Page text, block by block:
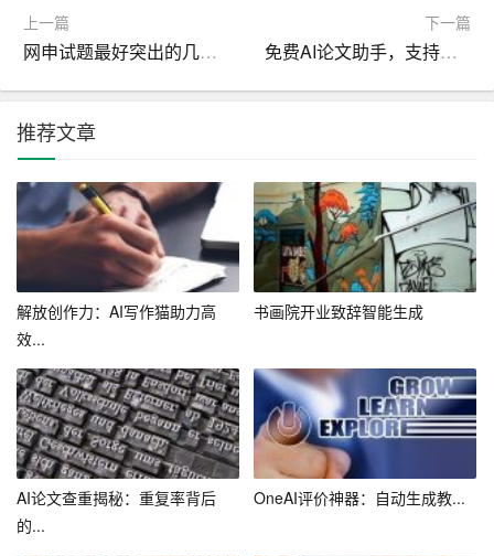
涵盖各个业务环节的客服工作计划，明确客服人员的职
责、工作流程和绩效考核标准。
其他部门之间的沟通畅通，提高客服工作效率。
5. 培训和提升客服人员素质：定期开展客服培训，提高客
服人员的专业素养、沟通能力和服务水平。
6. 持续改进和优化：根据客户反馈和客服过程中的问题，
不断调整和完善客服工作计划，确保其始终满足客户需
求。
7. 借助先进技术手段：利用人工智能、大数据等先进技术
手段，提高客服工作的智能化水平，提升客户体验。
三、总结
客服工作计划是提高客户服务质量、满足客户需求的重要
手段。企业应以客户为中心，制定和实施具有针对性和可
上一篇
网申试题最好突出的几个关键词_网申技巧
下一篇
免费AI论文助手，支持一键生成论文
推荐文章
解放创作力：AI写作猫助力高
效...
书画院开业致辞智能生成
AI论文查重揭秘：重复率背后
的...
OneAI评价神器：自动生成教...